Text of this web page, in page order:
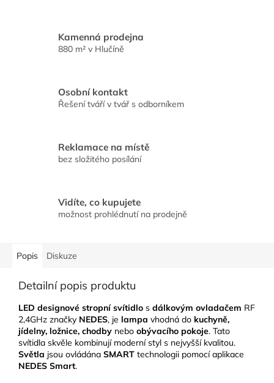
Kamenná prodejna
880 m² v Hlučíně
Osobní kontakt
Řešení tváří v tvář s odborníkem
Reklamace na místě
bez složitého posílání
Vidíte, co kupujete
možnost prohlédnutí na prodejně
Popis Diskuze
Detailní popis produktu
LED designové stropní svítidlo s dálkovým ovladačem RF
2,4GHz značky NEDES, je lampa vhodná do kuchyně,
jídelny, ložnice, chodby nebo obývacího pokoje. Tato
svítidla skvěle kombinují moderní styl s nejvyšší kvalitou.
Světla jsou ovládána SMART technologii pomocí aplikace
NEDES Smart.